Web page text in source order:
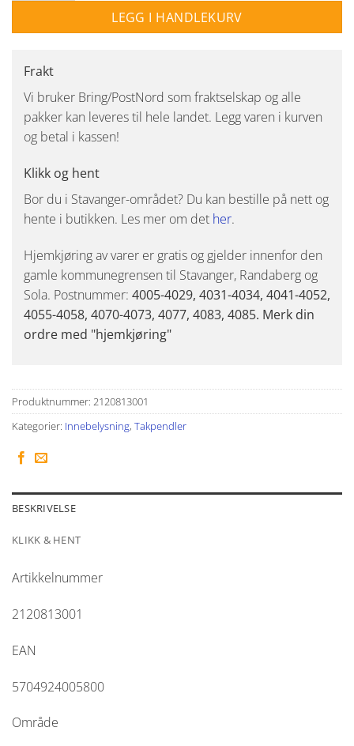
LEGG I HANDLEKURV
Frakt
Vi bruker Bring/PostNord som fraktselskap og alle
pakker kan leveres til hele landet. Legg varen i kurven
og betal i kassen!
Klikk og hent
Bor du i Stavanger-området? Du kan bestille på nett og
hente i butikken. Les mer om det her.
Hjemkjøring av varer er gratis og gjelder innenfor den
gamle kommunegrensen til Stavanger, Randaberg og
Sola. Postnummer: 4005-4029, 4031-4034, 4041-4052,
4055-4058, 4070-4073, 4077, 4083, 4085. Merk din
ordre med "hjemkjøring"
Produktnummer: 2120813001
Kategorier: Innebelysning, Takpendler
BESKRIVELSE
KLIKK & HENT
Artikkelnummer
2120813001
EAN
5704924005800
Område